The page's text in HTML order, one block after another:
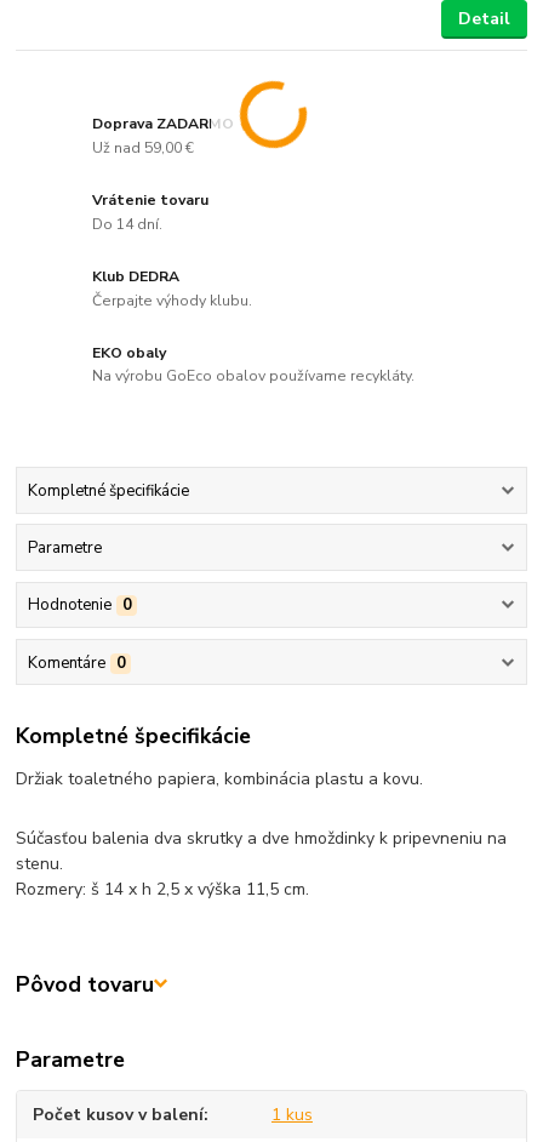
Detail
Doprava ZADARMO
Už nad 59,00 €
Vrátenie tovaru
Do 14 dní.
Klub DEDRA
Čerpajte výhody klubu.
EKO obaly
Na výrobu GoEco obalov používame recykláty.
Kompletné špecifikácie
Parametre
Hodnotenie 0
Komentáre 0
Kompletné špecifikácie
Držiak toaletného papiera, kombinácia plastu a kovu.
Súčasťou balenia dva skrutky a dve hmoždinky k pripevneniu na
stenu.
Rozmery: š 14 x h 2,5 x výška 11,5 cm.
Pôvod tovaru
Parametre
Počet kusov v balení 1 kus